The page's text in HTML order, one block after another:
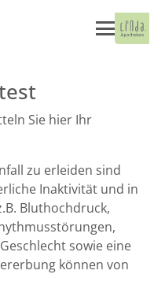
Sie hier Ihr
zu erleiden sind
Inaktivität und in
Bluthochdruck,
sowie eine
können von